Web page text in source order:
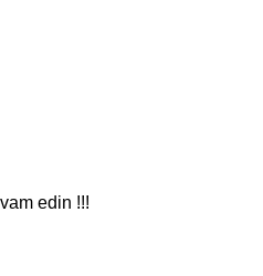
edin !!!